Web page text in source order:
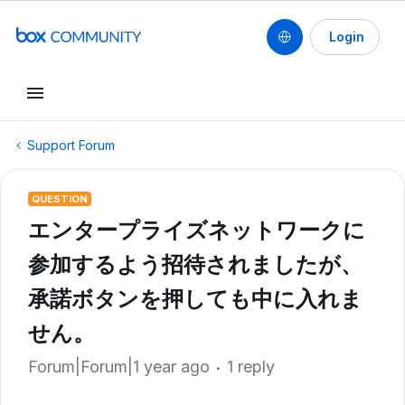
Login
Support Forum
QUESTION
エンタープライズネットワークに
参加するよう招待されましたが、
承諾ボタンを押しても中に入れま
せん。
Forum|Forum|1 year ago 1 reply